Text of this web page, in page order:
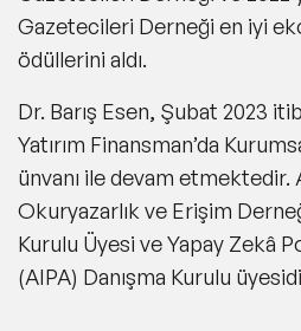
Gazetecileri Derneği en iyi
ödüllerini aldı.
Dr. Barış Esen, Şubat 2023
Yatırım Finansman’da
ünvanı ile devam etmektedir.
Okuryazarlık ve Erişim
Kurulu Üyesi ve Yapay Zekâ
(AIPA) Danışma Kurulu